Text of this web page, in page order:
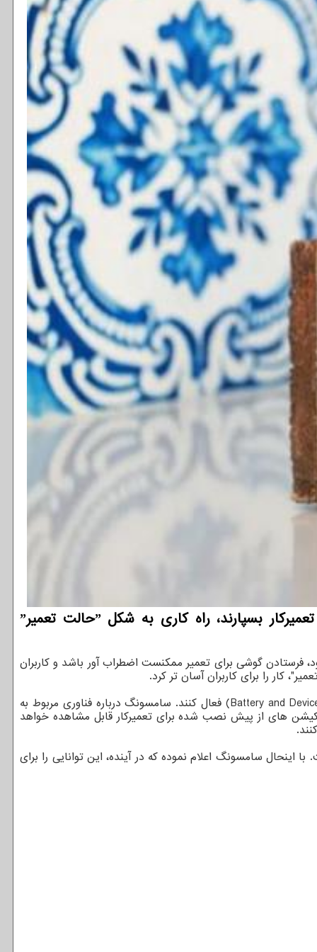
توسعه دهندگان: سامسونگ برای مخفی کردن اطلاعات شخصی کاربرانی که قصد دارند گوشی خودرا به تعمیرکار بسپارند، راه کاری به شکل ˮحالت تعمیرˮ
فرستادن گوشی برای تعمیر ممکنست اضطراب آور باشد و کاربران
کار را برای کاربران آسان تر کرد.
طبق گزارش وب سایت SamMobile، کاربران می توانند قابلیت جدید را در قسمت "تنظیمات"، در بخش "باتری و نگهداری دستگاه" (Battery and Device Care) فعال کنند. سامسونگ درباره فناوری مربوط به
های از پیش نصب شده برای تعمیرکار قابل مشاهده خواهد
توانایی هنوز خارج از کره جنوبی اعلام نشده و فعلا برای گوشیهای سری گلکسی اس ۲۱ موجود است. با اینحال سامسونگ اعلام نموده که در آینده، این توانایی را برای